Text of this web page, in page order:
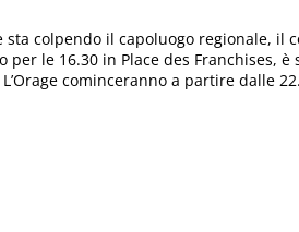
colpendo il capoluogo regionale, il
per le 16.30 in Place des Franchises, è
cominceranno a partire dalle 22.